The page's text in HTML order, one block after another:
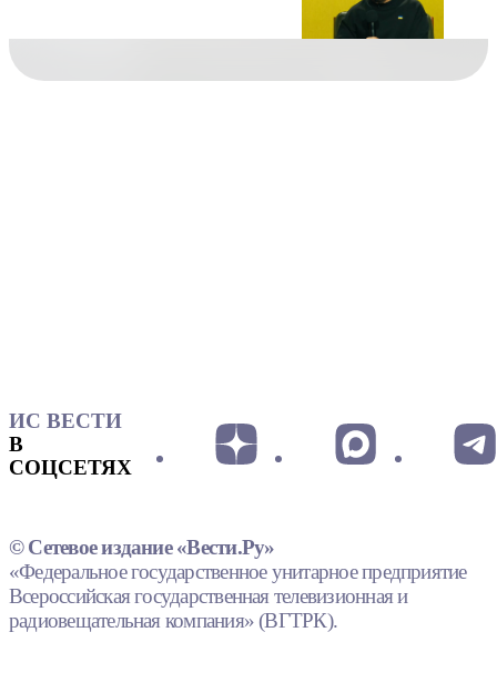
ИС ВЕСТИ
В
СОЦСЕТЯХ
© Сетевое издание «Вести.Ру»
«Федеральное государственное унитарное предприятие
Всероссийская государственная телевизионная и
радиовещательная компания» (ВГТРК).